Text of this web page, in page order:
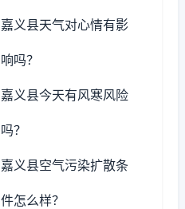
嘉义县天气对心情有影
响吗？
嘉义县今天有风寒风险
吗？
嘉义县空气污染扩散条
件怎么样？